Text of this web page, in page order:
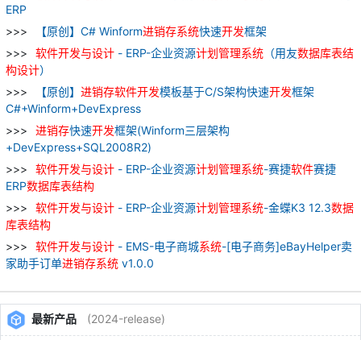
ERP
【原创】C# Winform进销存系统快速开发框架
软件开发与设计 - ERP-企业资源计划管理系统 （用友数据库表结
构设计）
【原创】 进销存软件开发模板基于C/S架构快速开发框架
C#+Winform+DevExpress
进销存快速开发框架(Winform三层架构
+DevExpress+SQL2008R2)
软件开发与设计 - ERP-企业资源计划管理系统-赛捷软件赛捷
ERP数据库表结构
软件开发与设计 - ERP-企业资源计划管理系统-金蝶K3 12.3数据
库表结构
软件开发与设计 - EMS-电子商城系统-[电子商务]eBayHelper卖
家助手订单进销存系统 v1.0.0
最新产品 (2024-release)